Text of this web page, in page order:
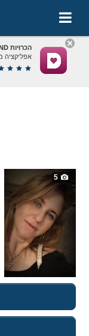
הכרויות DATELAND
אפליקציה
5